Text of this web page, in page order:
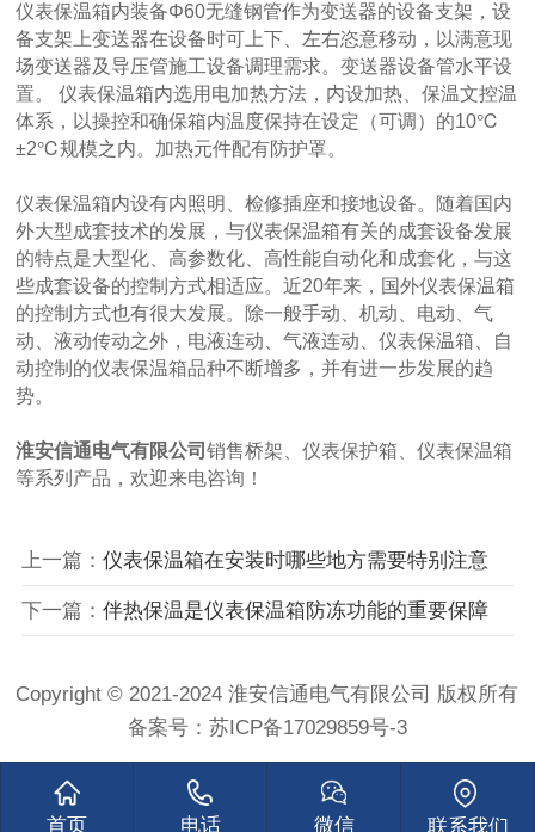
仪表保温箱内装备Φ60无缝钢管作为变送器的设备支架，设
备支架上变送器在设备时可上下、左右恣意移动，以满意现
场变送器及导压管施工设备调理需求。变送器设备管水平设
置。 仪表保温箱内选用电加热方法，内设加热、保温文控温
体系，以操控和确保箱内温度保持在设定（可调）的10℃
±2℃规模之内。加热元件配有防护罩。
仪表保温箱内设有内照明、检修插座和接地设备。随着国内
外大型成套技术的发展，与仪表保温箱有关的成套设备发展
的特点是大型化、高参数化、高性能自动化和成套化，与这
些成套设备的控制方式相适应。近20年来，国外仪表保温箱
的控制方式也有很大发展。除一般手动、机动、电动、气
动、液动传动之外，电液连动、气液连动、仪表保温箱、自
动控制的仪表保温箱品种不断增多，并有进一步发展的趋
势。
淮安信通电气有限公司销售桥架、仪表保护箱、仪表保温箱
等系列产品，欢迎来电咨询！
上一篇： 仪表保温箱在安装时哪些地方需要特别注意
下一篇： 伴热保温是仪表保温箱防冻功能的重要保障
Copyright © 2021-2024 淮安信通电气有限公司 版权所有
备案号： 苏ICP备17029859号-3
首页 电话 微信 联系我们